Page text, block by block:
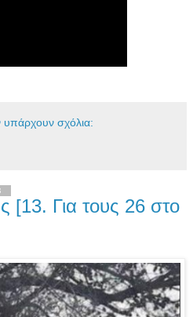
υπάρχουν σχόλια:
[13. Για τους 26 στο